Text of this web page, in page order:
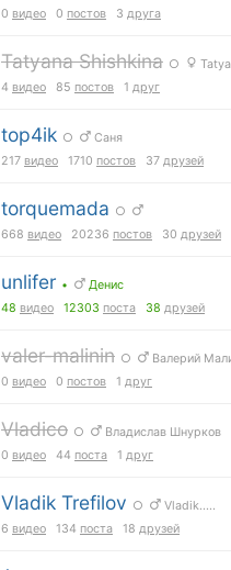
0 видео 0 постов 3 друга
Tatyana Shishkina ○
4 видео 85 постов 1 друг
top4ik ○
Саня
217 видео 1710 постов 37 друзей
torquemada ○
668 видео 20236 постов 30 друзей
unlifer •
Денис
48 видео 12303 поста 38 друзей
valer-malinin ○
Валерий
0 видео 0 постов 1 друг
Vladico ○
Владислав Шнурков
0 видео 44 поста 1 друг
Vladik Trefilov ○
Vladik.....
6 видео 134 поста 18 друзей